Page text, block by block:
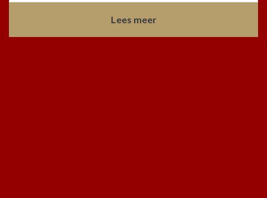
Lees meer